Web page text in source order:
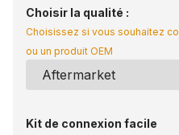
Choisir la qualité :
Choisissez si vous souhaitez
ou un produit OEM
Kit de connexion facile